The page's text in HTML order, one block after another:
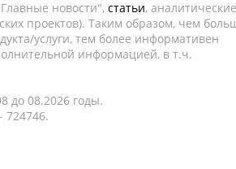
новости", статьи, аналитические
проектов). Таким образом, чем
услуги, тем более информативен
информацией, в т.ч.
до 08.2026 годы.
724746.